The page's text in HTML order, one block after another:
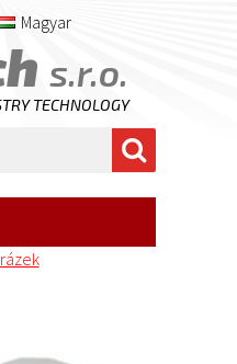
Magyar
s.r.o.
TECHNOLOGY